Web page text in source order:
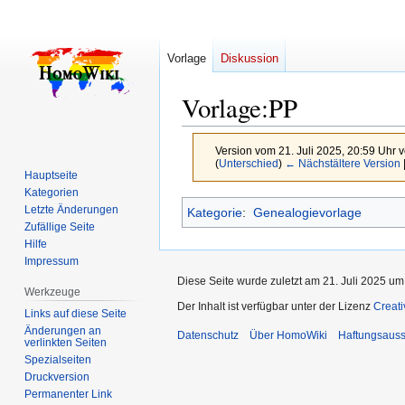
Vorlage:PP
Version vom 21. Juli 2025, 20:59 Uhr
(Unterschied) ← Nächstältere Version
Zur
Navigation
Zur
Suche
Kategorie: Genealogievorlage
Vorlage Diskussion
Hauptseite
Kategorien
Letzte Änderungen
Zufällige Seite
Hilfe
Impressum
Werkzeuge
Links auf diese Seite
Änderungen an
verlinkten Seiten
Spezialseiten
Druckversion
Permanenter Link
Diese Seite wurde zuletzt am 21. Juli 2025
Der Inhalt ist verfügbar unter der Lizenz
Datenschutz Über HomoWiki